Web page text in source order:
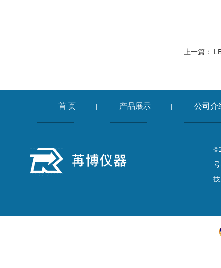
上一篇：
首 页 | 产品展示 | 公司介
号